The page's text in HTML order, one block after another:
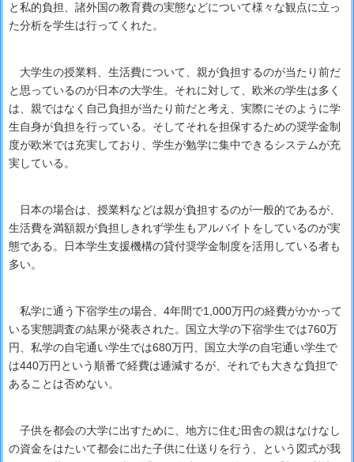
と私的負担、諸外国の教育費の実態などについて様々な観点に立っ
た分析を学生は行ってくれた。
大学生の授業料、生活費について、親が負担するのが当たり前だ
と思っているのが日本の大学生。それに対して、欧米の学生は多く
は、親ではなく自己負担が当たり前だと考え、実際にそのように学
生自身が負担を行っている。そしてそれを担保するための奨学金制
度が欧米では充実しており、学生が勉学に集中できるシステムが充
実している。
日本の場合は、授業料などは親が負担するのが一般的であるが、
生活費を満額親が負担しきれず学生もアルバイトをしているのが実
態である。日本学生支援機構の貸付奨学金制度を活用している者も
多い。
私学に通う下宿学生の場合、4年間で1,000万円の経費がかかって
いる実態調査の結果が発表された。国立大学の下宿学生では760万
円、私学の自宅通い学生では680万円、国立大学の自宅通い学生で
は440万円という順番で経費は逓減するが、それでも大きな負担で
あることは否めない。
子供を都会の大学に出すために、地方に住む田舎の親はなけなし
の資金をはたいて都会に出た子供に仕送りを行う、という図式が我